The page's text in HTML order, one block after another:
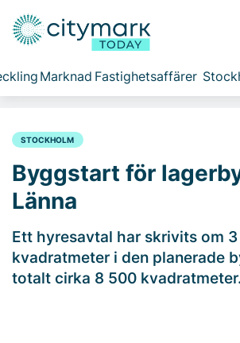
Marknad Fastighetsaffärer
STOCKHOLM
Byggstart för
Länna
Ett hyresavtal har skrivits om
kvadratmeter i den planerade
totalt cirka 8 500 kvadratmeter.